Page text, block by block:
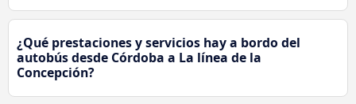
¿Qué prestaciones y servicios hay a bordo del
autobús desde Córdoba a La línea de la
Concepción?